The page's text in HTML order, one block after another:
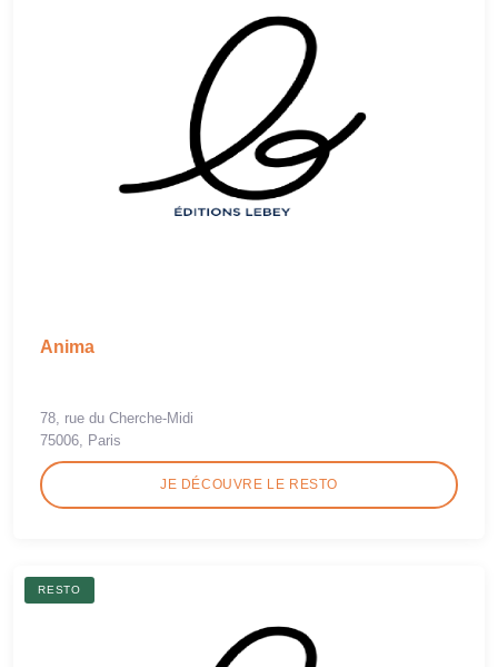
Anima
78, rue du Cherche-Midi
75006, Paris
JE DÉCOUVRE LE RESTO
RESTO